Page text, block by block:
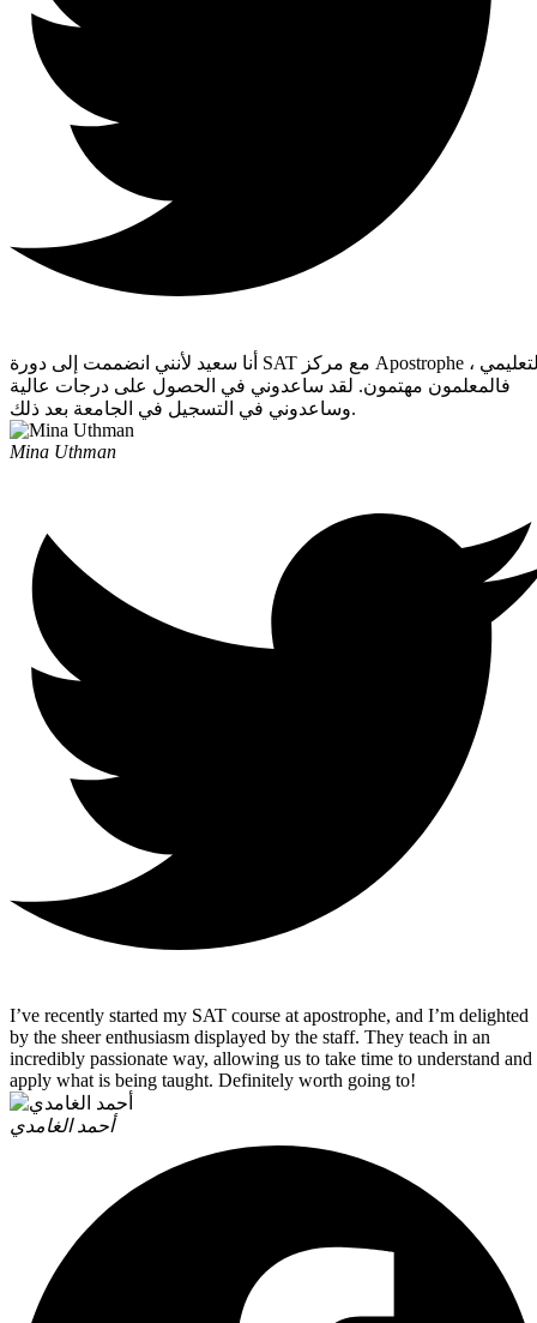
أنا سعيد لأنني انضممت إلى دورة SAT مع مركز Apostrophe التعليمي ،
فالمعلمون مهتمون. لقد ساعدوني في الحصول على درجات عالية
وساعدوني في التسجيل في الجامعة بعد ذلك.
Mina Uthman
I’ve recently started my SAT course at apostrophe, and I’m delighted
by the sheer enthusiasm displayed by the staff. They teach in an
incredibly passionate way, allowing us to take time to understand and
apply what is being taught. Definitely worth going to!
أحمد الغامدي